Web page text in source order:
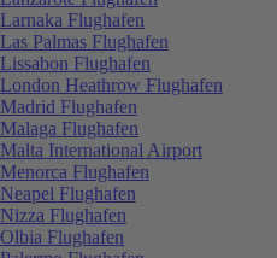
Larnaka Flughafen
Las Palmas Flughafen
Lissabon Flughafen
London Heathrow Flughafen
Madrid Flughafen
Malaga Flughafen
Malta International Airport
Menorca Flughafen
Neapel Flughafen
Nizza Flughafen
Olbia Flughafen